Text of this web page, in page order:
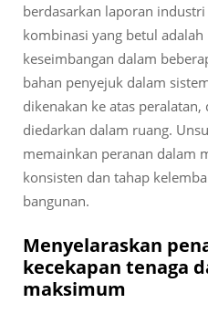
berdasarkan laporan
kombinasi yang betul
keseimbangan dalam
bahan penyejuk dalam
dikenakan ke atas
diedarkan dalam ruang.
memainkan peranan dalam
konsisten dan tahap
bangunan.
Menyelaraskan
kecekapan tenaga
maksimum